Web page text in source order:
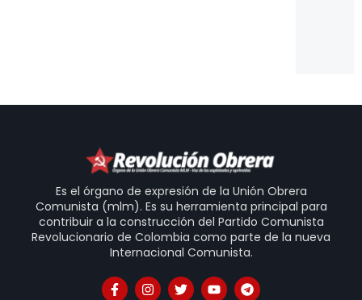
Es el órgano de expresión de la Unión Obrera
Comunista (mlm). Es su herramienta principal para
contribuir a la construcción del Partido Comunista
Revolucionario de Colombia como parte de la nueva
Internacional Comunista.